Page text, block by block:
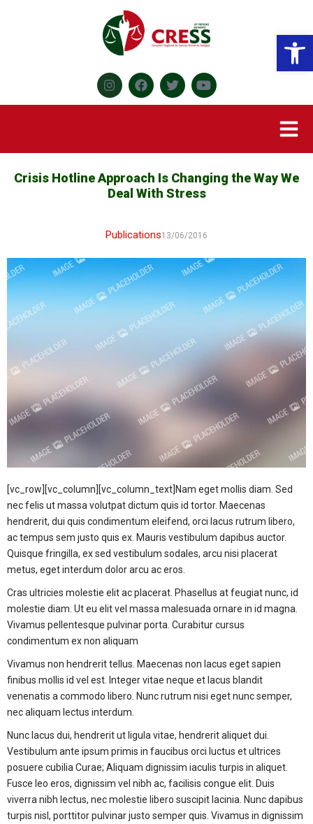
Crisis Hotline Approach Is Changing the Way We
Deal With Stress
Publications13/06/2016
[vc_row][vc_column][vc_column_text]Nam eget mollis diam. Sed
nec felis ut massa volutpat dictum quis id tortor. Maecenas
hendrerit, dui quis condimentum eleifend, orci lacus rutrum libero,
ac tempus sem justo quis ex. Mauris vestibulum dapibus auctor.
Quisque fringilla, ex sed vestibulum sodales, arcu nisi placerat
metus, eget interdum dolor arcu ac eros.
Cras ultricies molestie elit ac placerat. Phasellus at feugiat nunc, id
molestie diam. Ut eu elit vel massa malesuada ornare in id magna.
Vivamus pellentesque pulvinar porta. Curabitur cursus
condimentum ex non aliquam
Vivamus non hendrerit tellus. Maecenas non lacus eget sapien
finibus mollis id vel est. Integer vitae neque et lacus blandit
venenatis a commodo libero. Nunc rutrum nisi eget nunc semper,
nec aliquam lectus interdum.
Nunc lacus dui, hendrerit ut ligula vitae, hendrerit aliquet dui.
Vestibulum ante ipsum primis in faucibus orci luctus et ultrices
posuere cubilia Curae; Aliquam dignissim iaculis turpis in aliquet.
Fusce leo eros, dignissim vel nibh ac, facilisis congue elit. Duis
viverra nibh lectus, nec molestie libero suscipit lacinia. Nunc dapibus
turpis nisl, porttitor pulvinar justo semper quis. Vivamus in dignissim